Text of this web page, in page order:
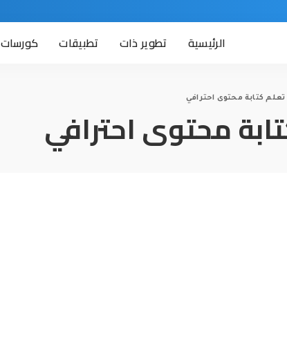
الرئيسية تطوير ذات تطبيقات كورسات
تعلم كتابة محتوى احترافي
محتوى احترافي